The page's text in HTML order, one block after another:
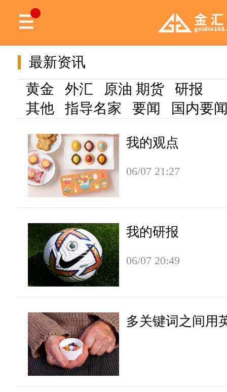
最新资讯
黄金
外汇 原油 期货
研报
其他
指导名家 要闻 国内要
我的观点
06/07 21:27
我的研报
06/07 20:49
多关键词之间用